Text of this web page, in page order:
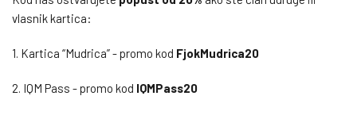
vlasnik kartica:
1. Kartica “Mudrica” - promo kod FjokMudrica20
2. IQM Pass - promo kod IQMPass20